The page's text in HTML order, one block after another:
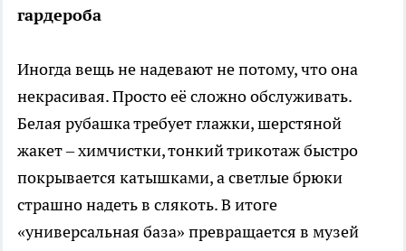
гардероба
Иногда вещь не надевают не потому, что она
некрасивая. Просто её сложно обслуживать.
Белая рубашка требует глажки, шерстяной
жакет – химчистки, тонкий трикотаж быстро
покрывается катышками, а светлые брюки
страшно надеть в слякоть. В итоге
«универсальная база» превращается в музей